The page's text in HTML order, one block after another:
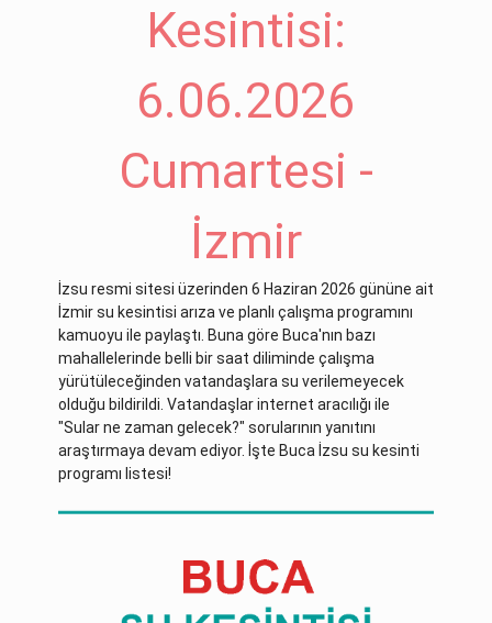
Kesintisi:
6.06.2026
Cumartesi -
İzmir
İzsu resmi sitesi üzerinden 6 Haziran 2026 gününe ait
İzmir su kesintisi arıza ve planlı çalışma programını
kamuoyu ile paylaştı. Buna göre Buca'nın bazı
mahallelerinde belli bir saat diliminde çalışma
yürütüleceğinden vatandaşlara su verilemeyecek
olduğu bildirildi. Vatandaşlar internet aracılığı ile
"Sular ne zaman gelecek?" sorularının yanıtını
araştırmaya devam ediyor. İşte Buca İzsu su kesinti
programı listesi!